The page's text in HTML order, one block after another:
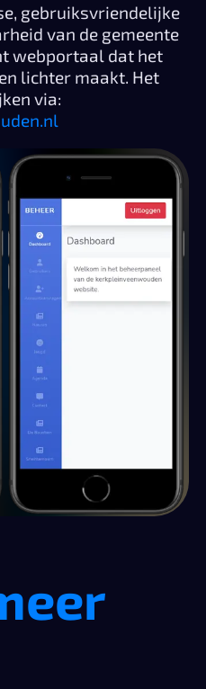
gebruiksvriendelijke
van de gemeente
webportaal dat het
lichter maakt. Het
via: